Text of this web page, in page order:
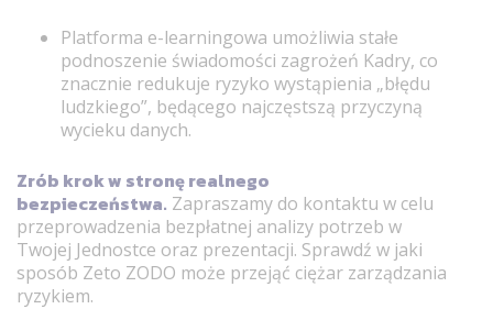
Platforma e-learningowa umożliwia stałe
podnoszenie świadomości zagrożeń Kadry, co
znacznie redukuje ryzyko wystąpienia „błędu
ludzkiego”, będącego najczęstszą przyczyną
wycieku danych.
Zrób krok w stronę realnego
bezpieczeństwa. Zapraszamy do kontaktu w celu
przeprowadzenia bezpłatnej analizy potrzeb w
Twojej Jednostce oraz prezentacji. Sprawdź w jaki
sposób Zeto ZODO może przejąć ciężar zarządzania
ryzykiem.